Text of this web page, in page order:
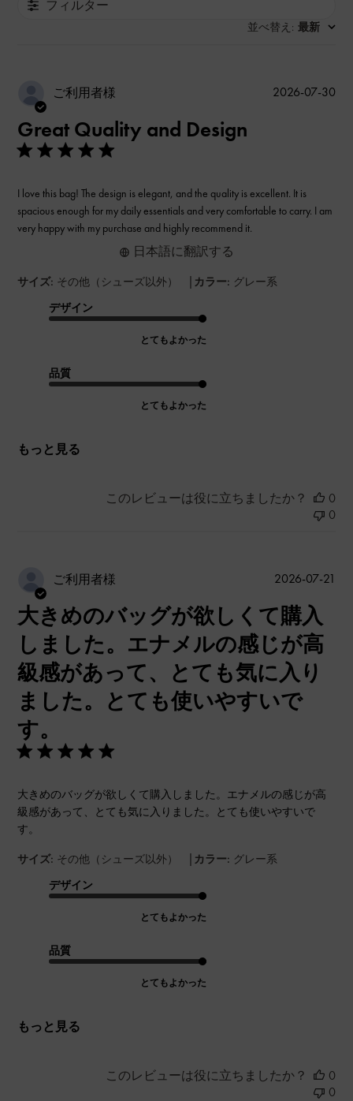
フィルター
並べ替え : 最新
ご利用者様
Great Quality and Design
I love this bag! The design is elegant, and the quality is excellent. It is
spacious enough for my daily essentials and very comfortable to carry. I am
very happy with my purchase and highly recommend it.
サイズ: その他（シューズ以外） | カラー: グレー系
デザイン
とてもよかった
品質
とてもよかった
もっと見る
日本語に翻訳する
公
2026-07-30
このレビューは役に立ちましたか？
0
0
ご利用者様
大きめのバッグが欲しくて購入
しました。エナメルの感じが高
級感があって、とても気に入り
ました。とても使いやすいで
す。
大きめのバッグが欲しくて購入しました。エナメルの感じが高
級感があって、とても気に入りました。とても使いやすいで
す。
サイズ: その他（シューズ以外） | カラー: グレー系
デザイン
とてもよかった
品質
とてもよかった
もっと見る
2026-07-21
このレビューは役に立ちましたか？
0
0